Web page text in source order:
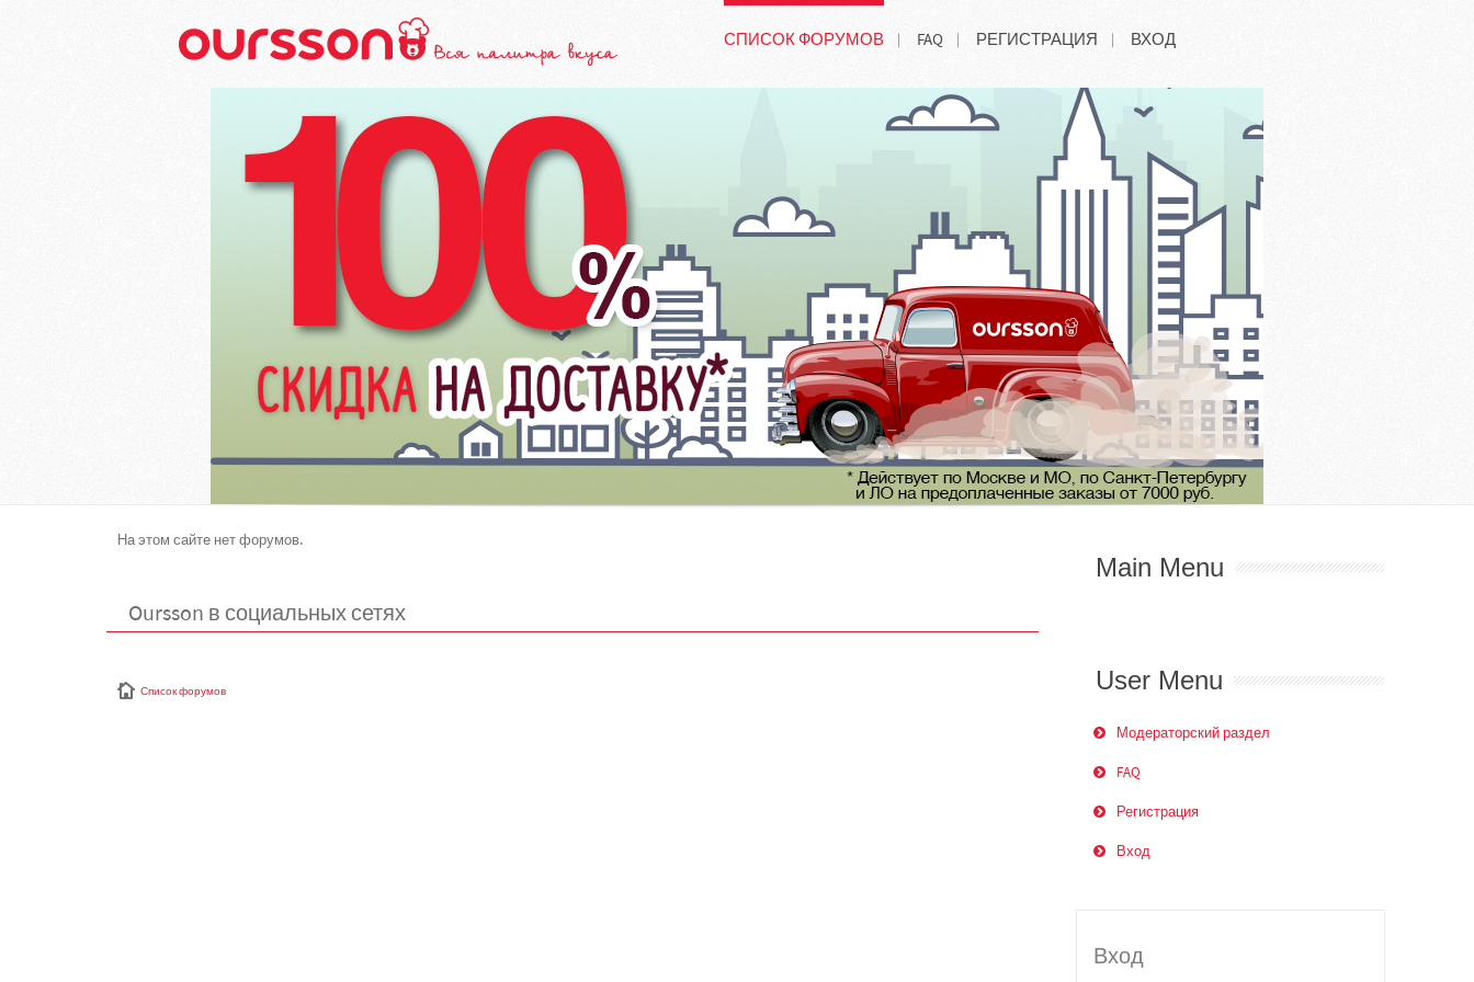
СПИСОК ФОРУМОВ FAQ РЕГИСТРАЦИЯ ВХОД
На этом сайте нет форумов.
Oursson в социальных сетях
Список форумов
Main Menu
User Menu
Модераторский раздел
FAQ
Регистрация
Вход
Вход